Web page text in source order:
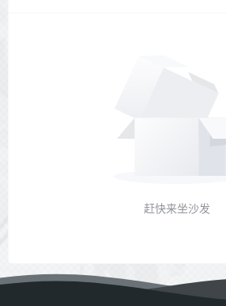
赶快来坐沙发